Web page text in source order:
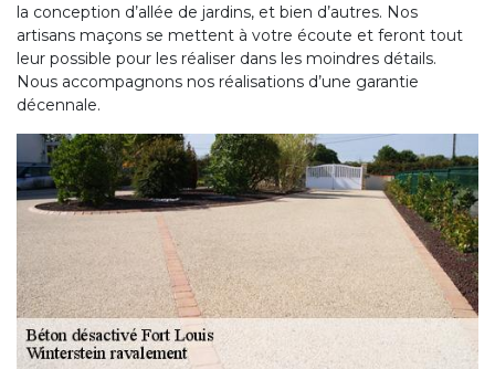
la conception d’allée de jardins, et bien d’autres. Nos
artisans maçons se mettent à votre écoute et feront tout
leur possible pour les réaliser dans les moindres détails.
Nous accompagnons nos réalisations d’une garantie
décennale.